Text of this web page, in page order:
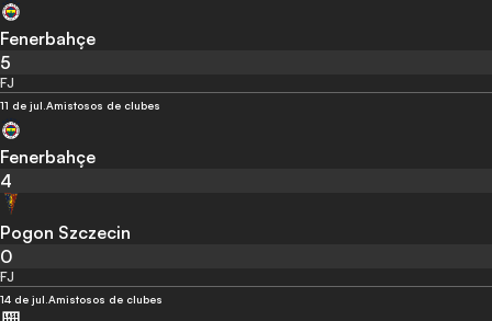
Fenerbahçe
5
FJ
11 de jul.Amistosos de clubes
Fenerbahçe
4
Pogon Szczecin
0
FJ
14 de jul.Amistosos de clubes